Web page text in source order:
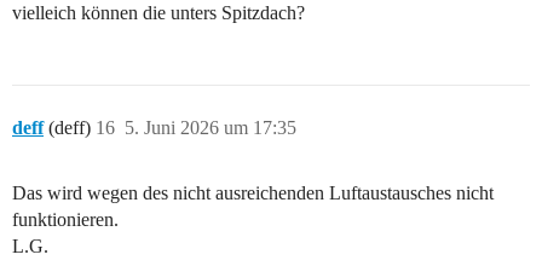
vielleich können die unters Spitzdach?
deff (deff) 5. Juni 2026 um 17:35
16
Das wird wegen des nicht ausreichenden Luftaustausches nicht
funktionieren.
L.G.